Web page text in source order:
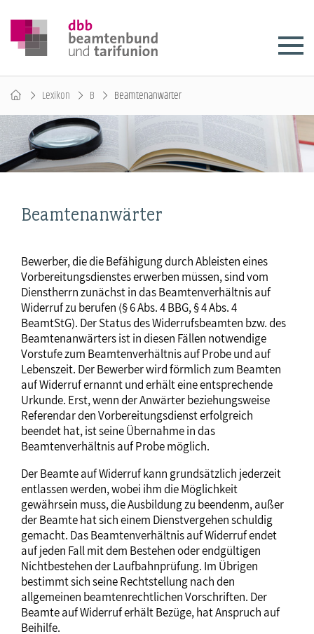
Lexikon B Beamtenanwärter
Beamtenanwärter
Bewerber, die die Befähigung durch Ableisten eines
Vorbereitungsdienstes erwerben müssen, sind vom
Dienstherrn zunächst in das Beamtenverhältnis auf
Widerruf zu berufen (§ 6 Abs. 4 BBG, § 4 Abs. 4
BeamtStG). Der Status des Widerrufsbeamten bzw. des
Beamtenanwärters ist in diesen Fällen notwendige
Vorstufe zum Beamtenverhältnis auf Probe und auf
Lebenszeit. Der Bewerber wird förmlich zum Beamten
auf Widerruf ernannt und erhält eine entsprechende
Urkunde. Erst, wenn der Anwärter beziehungsweise
Referendar den Vorbereitungsdienst erfolgreich
beendet hat, ist seine Übernahme in das
Beamtenverhältnis auf Probe möglich.
Der Beamte auf Widerruf kann grundsätzlich jederzeit
entlassen werden, wobei ihm die Möglichkeit
gewährsein muss, die Ausbildung zu beendenm, außer
der Beamte hat sich einem Dienstvergehen schuldig
gemacht. Das Beamtenverhältnis auf Widerruf endet
auf jeden Fall mit dem Bestehen oder endgültigen
Nichtbestehen der Laufbahnprüfung. Im Übrigen
bestimmt sich seine Rechtstellung nach den
allgemeinen beamtenrechtlichen Vorschriften. Der
Beamte auf Widerruf erhält Bezüge, hat Anspruch auf
Beihilfe.